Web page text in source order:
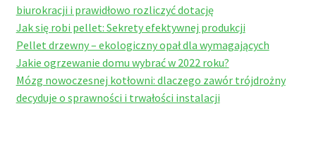
biurokracji i prawidłowo rozliczyć dotację
Jak się robi pellet: Sekrety efektywnej produkcji
Pellet drzewny – ekologiczny opał dla wymagających
Jakie ogrzewanie domu wybrać w 2022 roku?
Mózg nowoczesnej kotłowni: dlaczego zawór trójdrożny
decyduje o sprawności i trwałości instalacji